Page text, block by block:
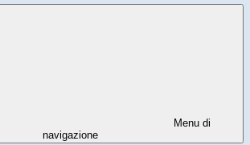
Menu di
navigazione